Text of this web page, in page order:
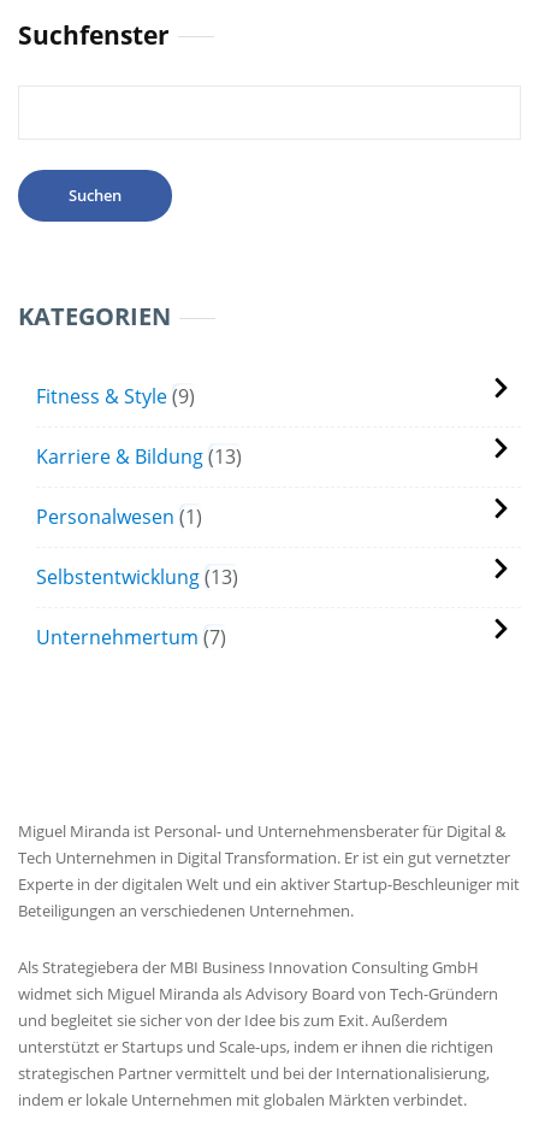
Suchfenster
KATEGORIEN
Fitness & Style 9
Karriere & Bildung 13
Personalwesen 1
Selbstentwicklung 13
Unternehmertum 7
Miguel Miranda ist Personal- und Unternehmensberater für Digital &
Tech Unternehmen in Digital Transformation. Er ist ein gut vernetzter
Experte in der digitalen Welt und ein aktiver Startup-Beschleuniger mit
Beteiligungen an verschiedenen Unternehmen.
Als Strategiebera der MBI Business Innovation Consulting GmbH
widmet sich Miguel Miranda als Advisory Board von Tech-Gründern
und begleitet sie sicher von der Idee bis zum Exit. Außerdem
unterstützt er Startups und Scale-ups, indem er ihnen die richtigen
strategischen Partner vermittelt und bei der Internationalisierung,
indem er lokale Unternehmen mit globalen Märkten verbindet.